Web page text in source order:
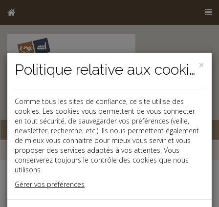
Base documentaire
Chiffres
×
Politique relative aux cookies
Comme tous les sites de confiance, ce site utilise des
cookies. Les cookies vous permettent de vous connecter
en tout sécurité, de sauvegarder vos préférences (veille,
newsletter, recherche, etc.). Ils nous permettent également
de mieux vous connaitre pour mieux vous servir et vous
proposer des services adaptés à vos attentes. Vous
conserverez toujours le contrôle des cookies que nous
utilisons.
Gérer vos préférences